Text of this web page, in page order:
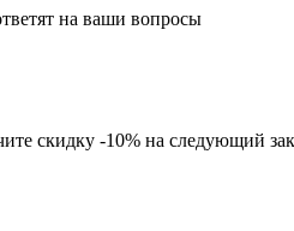
на ваши вопросы
скидку -10% на следующий